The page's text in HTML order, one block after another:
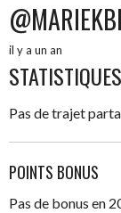
@MARIEKBI
il y a un an
Pas de trajet
POINTS BONUS
Pas de bonus en